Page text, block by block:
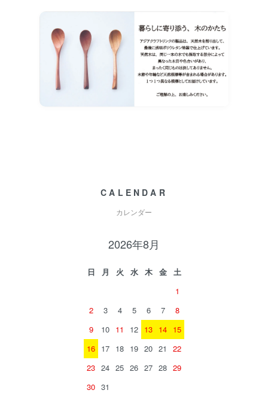
CALENDAR
カレンダー
2026年8月
日 月 火 水 木 金
土
1
2
3 4 5 6 7
8
9
10 11 12 13 14 15
16 17 18 19 20 21
22
23 24 25 26 27 28 29
30 31